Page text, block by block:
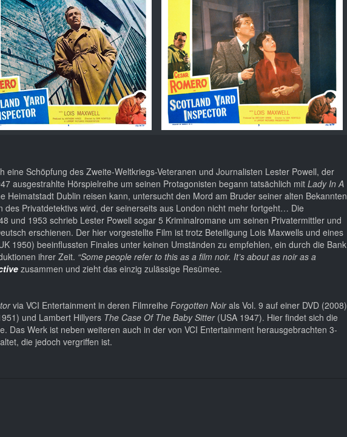
eine Schöpfung des Zweite-Weltkriegs-Veteranen und Journalisten Lester Powell, der
ausgestrahlte Hörspielreihe um seinen Protagonisten begann tatsächlich mit Lady In A
Heimatstadt Dublin reisen kann, untersucht den Mord am Bruder seiner alten Bekannten
Privatdetektivs wird, der seinerseits aus London nicht mehr fortgeht… Die
und 1953 schrieb Lester Powell sogar 5 Kriminalromane um seinen Privatermittler und
erschienen. Der hier vorgestellte Film ist trotz Beteiligung Lois Maxwells und eines
1950) beeinflussten Finales unter keinen Umständen zu empfehlen, ein durch die Bank
ihrer Zeit. “Some people refer to this as a film noir. It’s about as noir as a
zusammen und zieht das einzig zulässige Resümee.
via VCI Entertainment in deren Filmreihe Forgotten Noirals Vol. 9 auf einer DVD (2008)
und Lambert Hillyers The Case Of The Baby Sitter(USA 1947). Hier findet sich die
Das Werk ist neben weiteren auch in der von VCI Entertainment herausgebrachten 3-
die jedoch vergriffen ist.